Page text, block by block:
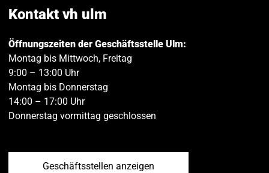
Kontakt vh ulm
Öffnungszeiten der Geschäftsstelle Ulm:
Montag bis Mittwoch, Freitag
9:00 – 13:00 Uhr
Montag bis Donnerstag
14:00 – 17:00 Uhr
Donnerstag vormittag geschlossen
Geschäftsstellen anzeigen